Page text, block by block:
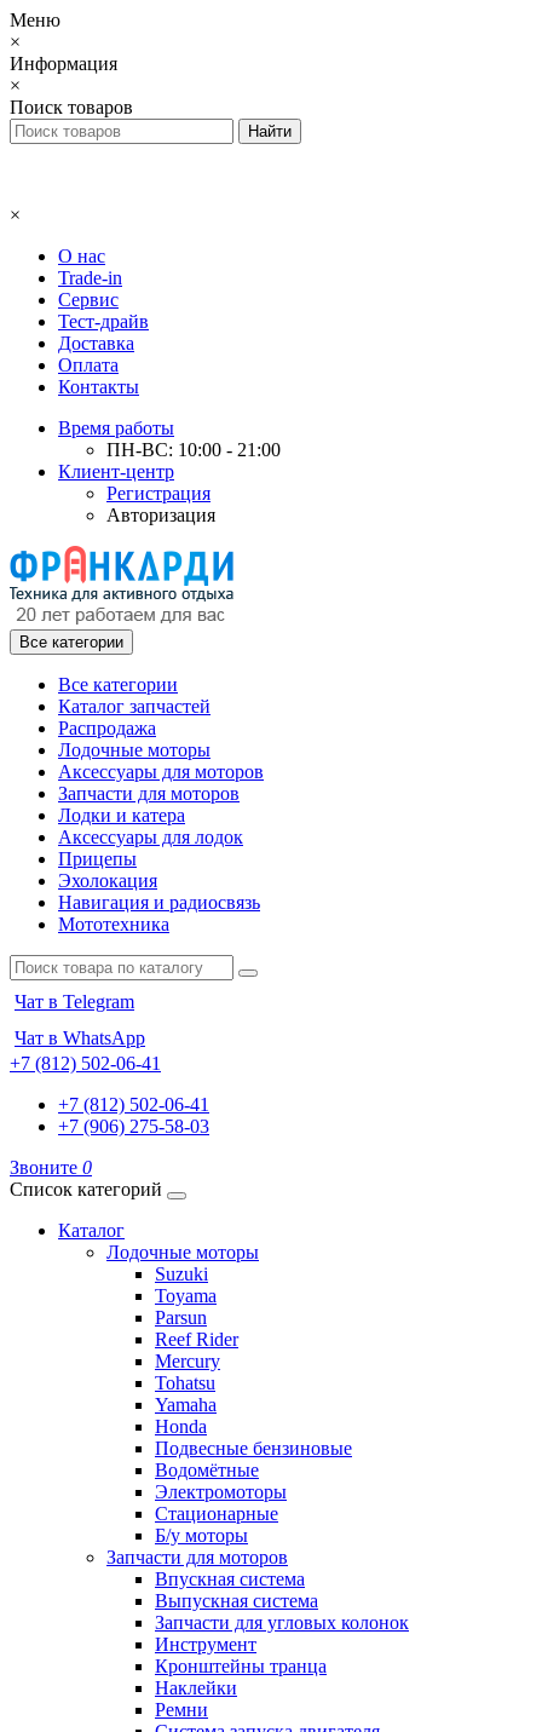
Меню
×
Информация
×
Поиск товаров
×
О нас
Trade-in
Сервис
Тест-драйв
Доставка
Оплата
Контакты
Время работы
ПН-ВС: 10:00 - 21:00
Клиент-центр
Регистрация
Авторизация
Все категории
Все категории
Каталог запчастей
Распродажа
Лодочные моторы
Аксессуары для моторов
Запчасти для моторов
Лодки и катера
Аксессуары для лодок
Прицепы
Эхолокация
Навигация и радиосвязь
Мототехника
Чат в Telegram
Чат в WhatsApp
+7 (812) 502-06-41
+7 (812) 502-06-41
+7 (906) 275-58-03
Звоните 0
Список категорий
Каталог
Лодочные моторы
Suzuki
Toyama
Parsun
Reef Rider
Mercury
Tohatsu
Yamaha
Honda
Подвесные бензиновые
Водомётные
Электромоторы
Стационарные
Б/у моторы
Запчасти для моторов
Впускная система
Выпускная система
Запчасти для угловых колонок
Инструмент
Кронштейны транца
Наклейки
Ремни